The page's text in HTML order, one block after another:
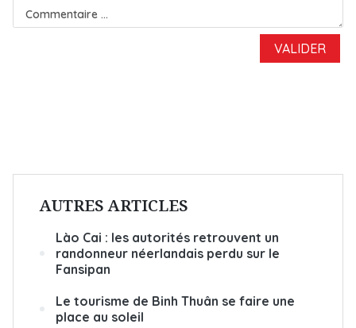
AUTRES ARTICLES
Lào Cai : les autorités retrouvent un
randonneur néerlandais perdu sur le
Fansipan
Le tourisme de Binh Thuân se faire une
place au soleil